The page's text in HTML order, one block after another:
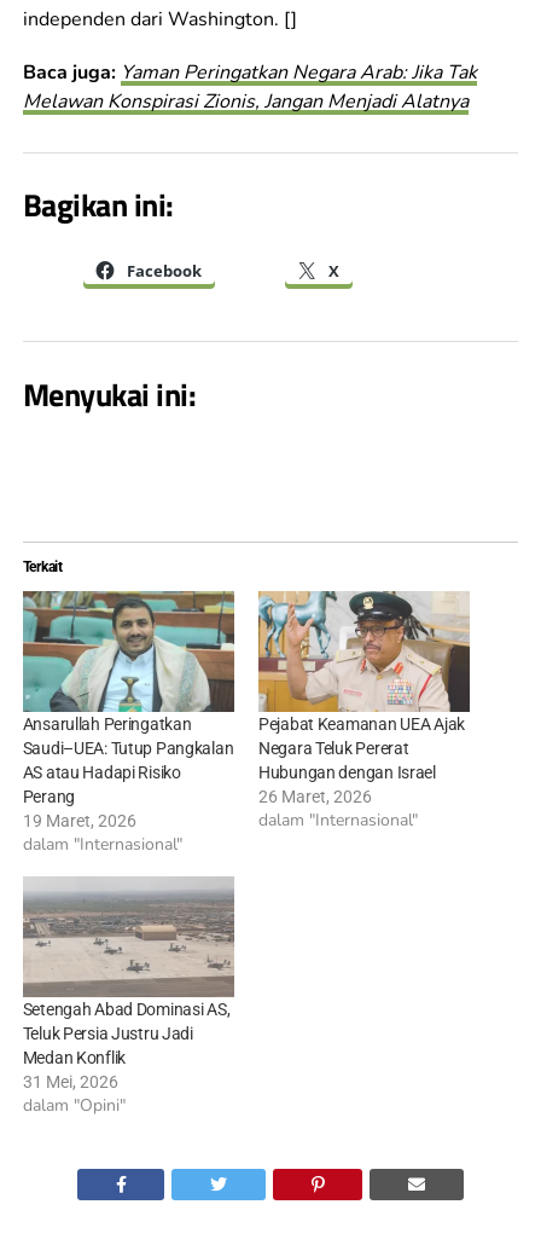
independen dari Washington. []
Baca juga: Yaman Peringatkan Negara Arab: Jika Tak
Melawan Konspirasi Zionis, Jangan Menjadi Alatnya
Bagikan ini:
Facebook X
Menyukai ini:
Terkait
Ansarullah Peringatkan
Saudi–UEA: Tutup Pangkalan
AS atau Hadapi Risiko
Perang
19 Maret, 2026
dalam "Internasional"
Pejabat Keamanan UEA Ajak
Negara Teluk Pererat
Hubungan dengan Israel
26 Maret, 2026
dalam "Internasional"
Setengah Abad Dominasi AS,
Teluk Persia Justru Jadi
Medan Konflik
31 Mei, 2026
dalam "Opini"